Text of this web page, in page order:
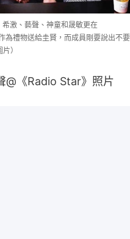
激、藝聲、神童和晟敏更在
為禮物送給圭賢，而成員剛要說出不要
）
@《Radio Star》照片